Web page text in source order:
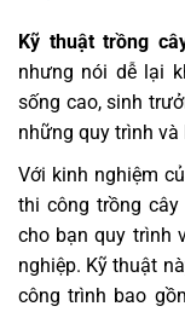
Kỹ thuật trồng
nhưng nói dễ lại
sống cao, sinh
những quy trình và
Với kinh nghiệm
thi công trồng
cho bạn quy trình
nghiệp. Kỹ thuật
công trình bao